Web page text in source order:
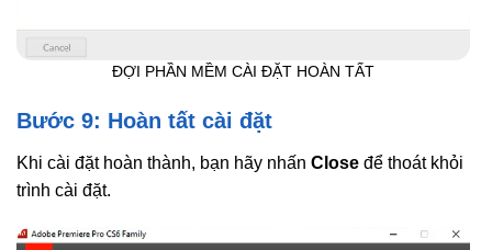
ĐỢI PHẦN MỀM CÀI ĐẶT HOÀN TẤT
Bước 9: Hoàn tất cài đặt
Khi cài đặt hoàn thành, bạn hãy nhấn Close để thoát khỏi
trình cài đặt.